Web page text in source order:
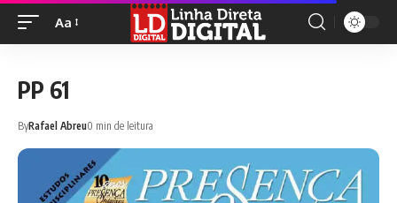
Aa
PP 61
ByRafael Abreu0 min de leitura